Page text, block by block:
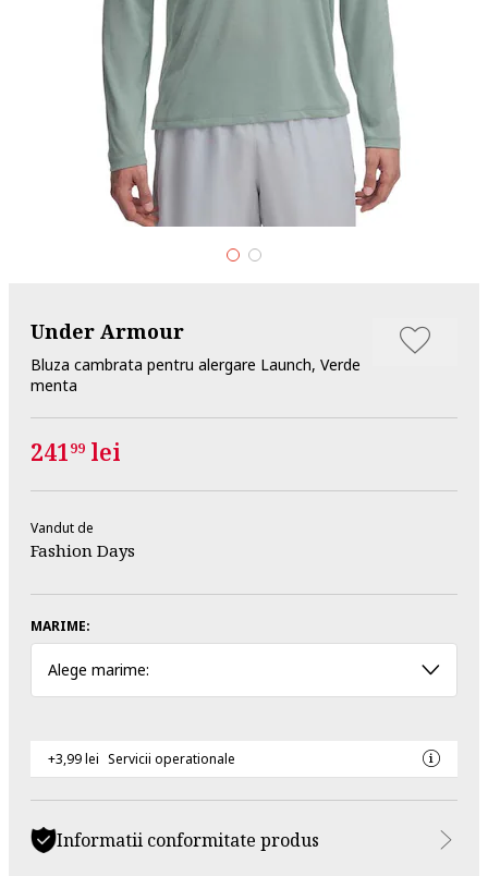
Under Armour
Bluza cambrata pentru alergare Launch, Verde
menta
24199 lei
Vandut de
Fashion Days
MARIME:
Alege marime:
+3,99 lei Servicii operationale
Informatii conformitate produs